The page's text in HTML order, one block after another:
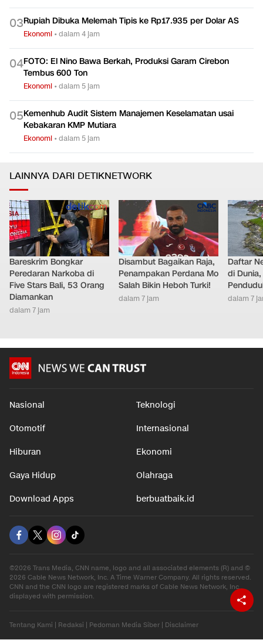
03Rupiah Dibuka Melemah Tipis ke Rp17.935 per Dolar AS
Ekonomi •dalam 4 jam
04FOTO: El Nino Bawa Berkah, Produksi Garam Cirebon
Tembus 600 Ton
Ekonomi •dalam 5 jam
05Kemenhub Audit Sistem Manajemen Keselamatan usai
Kebakaran KMP Mutiara
Ekonomi •dalam 5 jam
LAINNYA DARI DETIKNETWORK
Bareskrim Bongkar
Peredaran Narkoba di
Five Stars Bali, 53 Orang
Diamankan
dalam 7 jam
Disambut Bagaikan Raja,
Penampakan Perdana Mo
Salah Bikin Heboh Turki!
dalam 7 jam
Daftar
di
dalam 7
Nasional Teknologi
Otomotif Internasional
Hiburan Ekonomi
Gaya Hidup Olahraga
Download Apps berbuatbaik.id
©2026 Trans Media, CNN name, logo and all associated elements (R) and ©
2026 Cable News Network, Inc. A Time Warner Company. All rights reserved.
CNN and the CNN logo are registered marks of Cable News Network, Inc.,
displayed with permission.
Tentang Kami Redaksi Pedoman Media Siber Disclaimer